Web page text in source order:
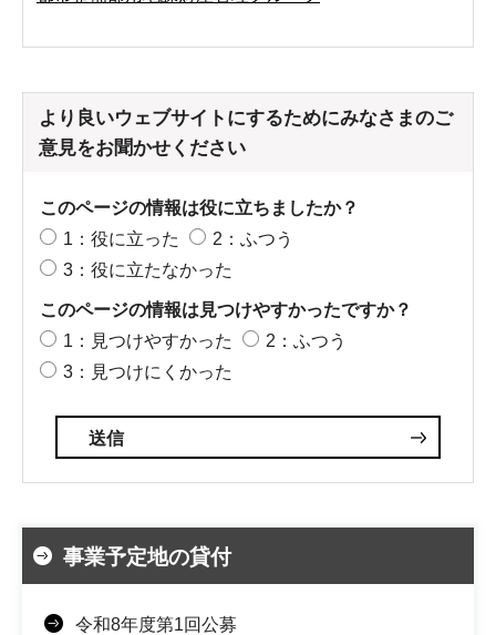
より良いウェブサイトにするためにみなさまのご
意見をお聞かせください
このページの情報は役に立ちましたか？
1：役に立った
2：ふつう
3：役に立たなかった
このページの情報は見つけやすかったですか？
1：見つけやすかった
2：ふつう
3：見つけにくかった
事業予定地の貸付
令和8年度第1回公募